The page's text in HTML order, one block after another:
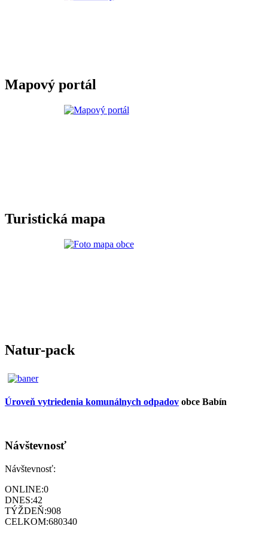
Mapový portál
Turistická mapa
Natur-pack
Úroveň vytriedenia komunálnych odpadov obce Babín
Návštevnosť
Návštevnosť:
ONLINE:0
DNES:42
TÝŽDEŇ:908
CELKOM:680340